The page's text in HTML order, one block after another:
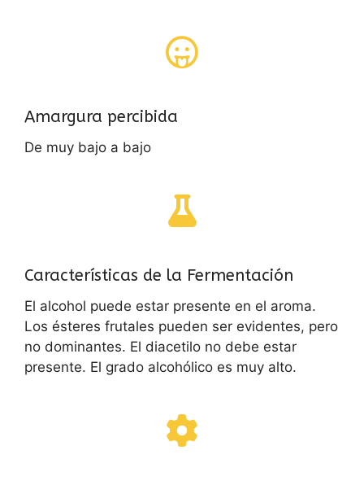
Amargura percibida
De muy bajo a bajo
Características de la Fermentación
El alcohol puede estar presente en el aroma.
Los ésteres frutales pueden ser evidentes, pero
no dominantes. El diacetilo no debe estar
presente. El grado alcohólico es muy alto.